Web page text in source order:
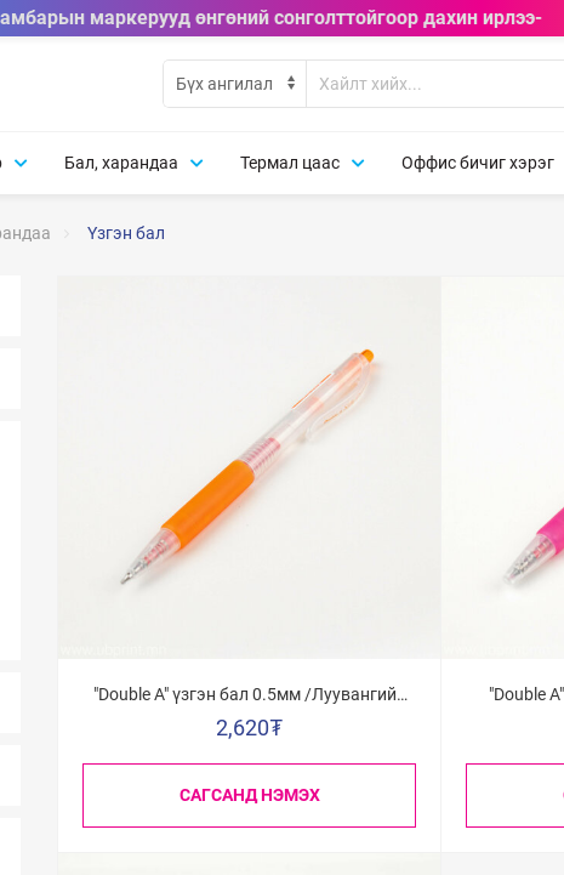
маркерууд өнгөний сонголттойгоор дахин ирлээ-
Бал, харандаа Термал цаас Оффис бичиг хэрэг
Үзгэн бал
"Double A" үзгэн бал 0.5мм /Луувангийн
улбар шар/
2,620₮
САГСАНД НЭМЭХ
"Double